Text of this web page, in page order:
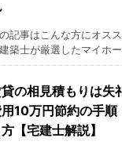
記事はこんな方にオス
築士が厳選したマイホ
の相見積もりは失
10万円節約の手順
方【宅建士解説】